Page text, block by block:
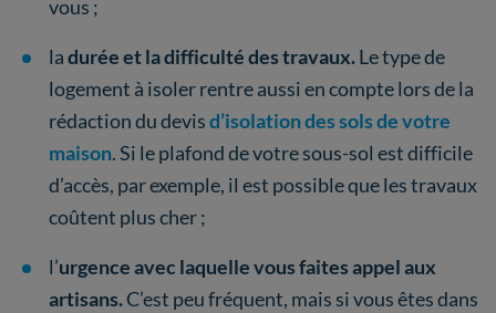
vous ;
ladurée et la difficulté des travaux.Le type de
logement à isoler rentre aussi en compte lors de la
rédaction du devisd’isolation des sols de votre
maison. Si le plafond de votre sous-sol est difficile
d’accès, par exemple, il est possible que les travaux
coûtent plus cher ;
l’urgence avec laquelle vous faites appel aux
artisans.C’est peu fréquent, mais si vous êtes dans